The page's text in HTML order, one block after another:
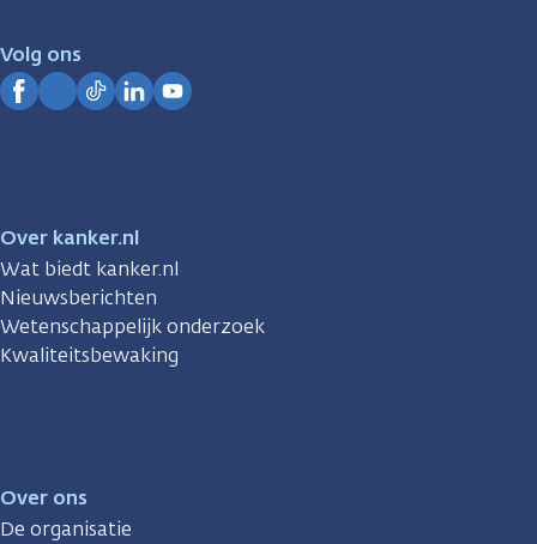
Volg ons
Over kanker.nl
Wat biedt kanker.nl
Nieuwsberichten
Wetenschappelijk onderzoek
Kwaliteitsbewaking
Over ons
De organisatie